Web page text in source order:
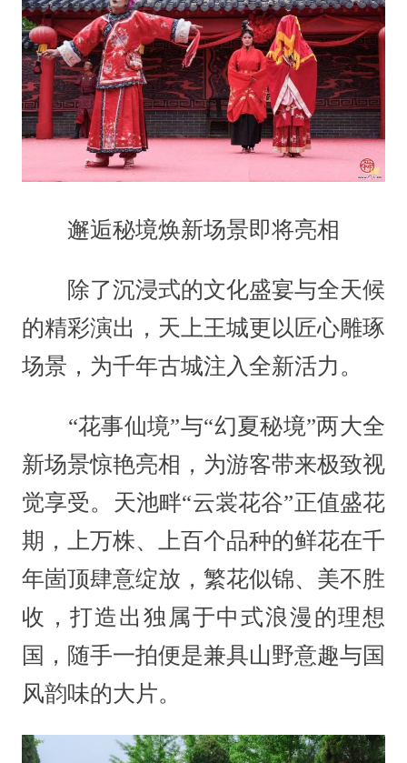
邂逅秘境焕新场景即将亮相
除了沉浸式的文化盛宴与全天候
的精彩演出，天上王城更以匠心雕琢
场景，为千年古城注入全新活力。
“花事仙境”与“幻夏秘境”两大全
新场景惊艳亮相，为游客带来极致视
觉享受。天池畔“云裳花谷”正值盛花
期，上万株、上百个品种的鲜花在千
年崮顶肆意绽放，繁花似锦、美不胜
收，打造出独属于中式浪漫的理想
国，随手一拍便是兼具山野意趣与国
风韵味的大片。